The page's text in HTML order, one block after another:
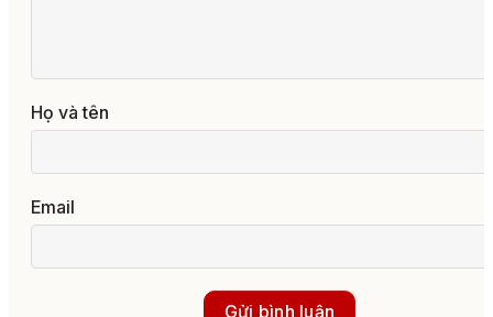
Họ và tên
Email
Gửi bình luận